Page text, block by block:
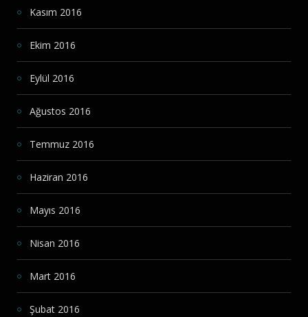
Kasım 2016
Ekim 2016
Eylül 2016
Ağustos 2016
Temmuz 2016
Haziran 2016
Mayıs 2016
Nisan 2016
Mart 2016
Şubat 2016